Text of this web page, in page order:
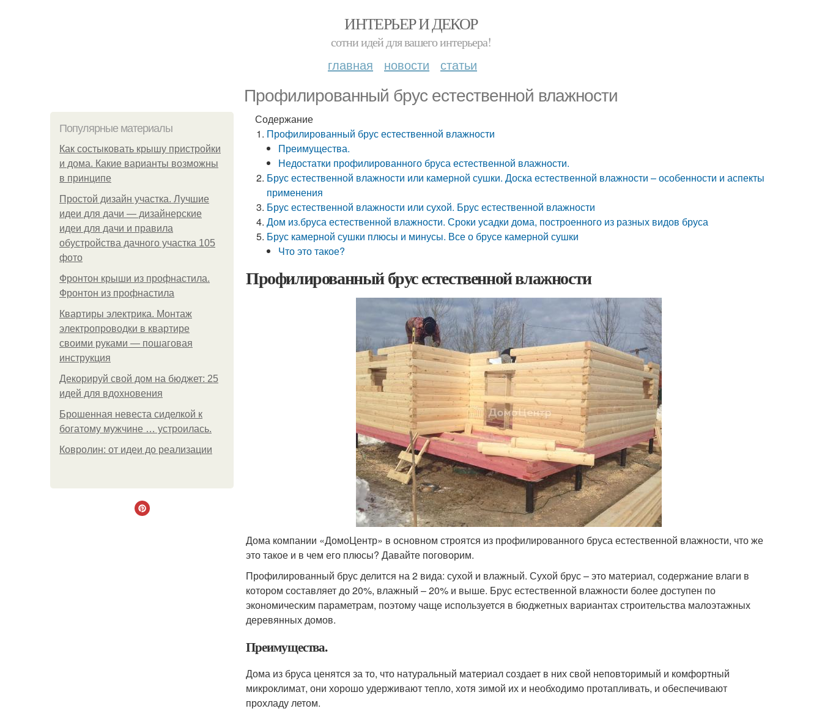
ИНТЕРЬЕР И ДЕКОР
сотни идей для вашего интерьера!
главная новости статьи
Профилированный брус естественной влажности
Популярные материалы
Как состыковать крышу пристройки
и дома. Какие варианты возможны
в принципе
Простой дизайн участка. Лучшие
идеи для дачи — дизайнерские
идеи для дачи и правила
обустройства дачного участка 105
фото
Фронтон крыши из профнастила.
Фронтон из профнастила
Квартиры электрика. Монтаж
электропроводки в квартире
своими руками — пошаговая
инструкция
Декорируй свой дом на бюджет: 25
идей для вдохновения
Брошенная невеста сиделкой к
богатому мужчине … устроилась.
Ковролин: от идеи до реализации
Содержание
Профилированный брус естественной влажности
Преимущества.
Недостатки профилированного бруса естественной влажности.
Брус естественной влажности или камерной сушки. Доска естественной влажности – особенности и аспекты
применения
Брус естественной влажности или сухой. Брус естественной влажности
Дом из.бруса естественной влажности. Сроки усадки дома, построенного из разных видов бруса
Брус камерной сушки плюсы и минусы. Все о брусе камерной сушки
Что это такое?
Профилированный брус естественной влажности
Дома компании «ДомоЦентр» в основном строятся из профилированного бруса естественной влажности, что же
это такое и в чем его плюсы? Давайте поговорим.
Профилированный брус делится на 2 вида: сухой и влажный. Сухой брус – это материал, содержание влаги в
котором составляет до 20%, влажный – 20% и выше. Брус естественной влажности более доступен по
экономическим параметрам, поэтому чаще используется в бюджетных вариантах строительства малоэтажных
деревянных домов.
Преимущества.
Дома из бруса ценятся за то, что натуральный материал создает в них свой неповторимый и комфортный
микроклимат, они хорошо удерживают тепло, хотя зимой их и необходимо протапливать, и обеспечивают
прохладу летом.